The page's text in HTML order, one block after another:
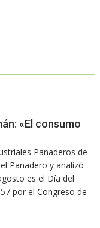
«El consumo
Panaderos de
Panadero y analizó
es el Día del
por el Congreso de